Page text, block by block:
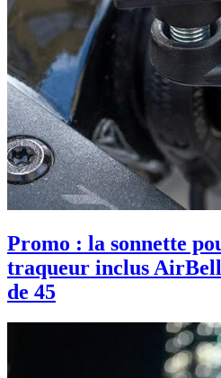
Promo : la sonnette
traqueur inclus
de 45